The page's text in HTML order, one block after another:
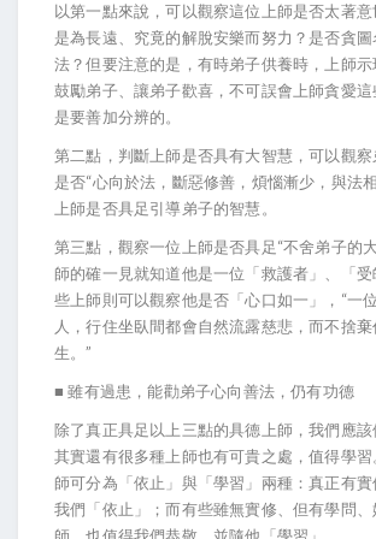
以第一點來說，可以觀察這位上師是否太著
是為長遠、究竟的解脫安樂而努力？是否貪
法？但要注意的是，有時弟子供養時，上師
鼓勵弟子、讓弟子歡喜，不可誤會上師貪愛
是要善加分辨的。
第二點，判斷上師是否具有大智慧，可以觀察
是否“心向於法，斷惡修善，煩惱漸少，與法
上師是否具足引導弟子的智慧。
第三點，觀察一位上師是否具足“不舍弟子的
師的確一見就知道他是一位「救護者」、「
些上師則可以觀察他是否「心口如一」，“一
人，行住坐臥間都會自然流露慈悲，而不捨棄
生。”
■ 雖有過患，能勸弟子心向善法，仍有功德
除了真正具足以上三點的具德上師，我們應該
其實還有很多種上師也有可貴之處，值得學
師可分為「依止」與「學習」兩種：真正有
我們「依止」；而有些雖無實修、但有學問